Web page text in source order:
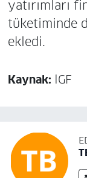
yatırımları
tüketiminde
ekledi.
Kaynak: İGF